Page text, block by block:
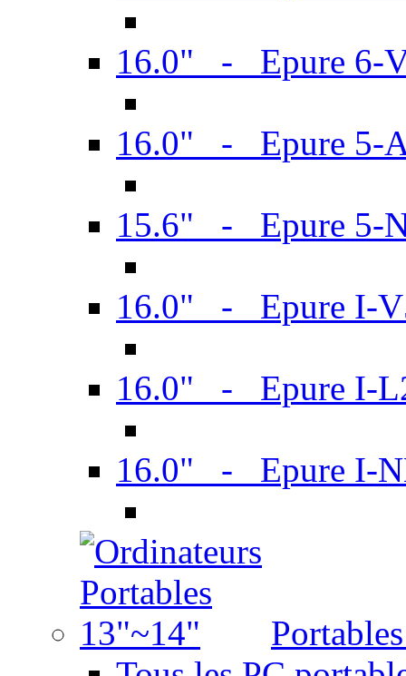
16.0" - Epure 6-
16.0" - Epure 5-
15.6" - Epure 5-
16.0" - Epure I-
16.0" - Epure I-
16.0" - Epure I-